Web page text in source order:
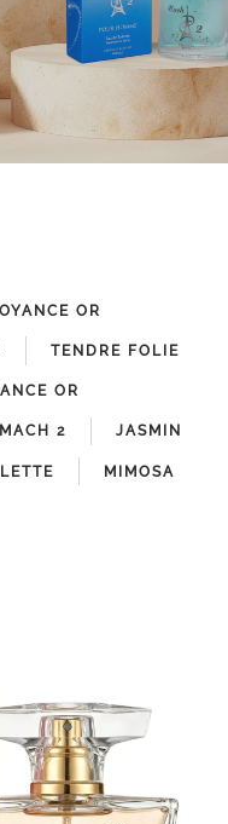
OR
TENDRE FOLIE
OR
MACH 2 JASMIN
MIMOSA